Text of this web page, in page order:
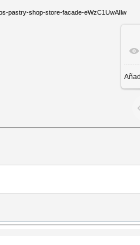
pastry-shop-store-facade-eWzC1UwAIlw